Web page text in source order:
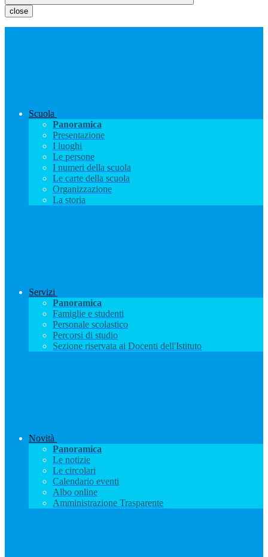
close
Scuola
Panoramica
Presentazione
I luoghi
Le persone
I numeri della scuola
Le carte della scuola
Organizzazione
La storia
Servizi
Panoramica
Famiglie e studenti
Personale scolastico
Percorsi di studio
Sezione riservata ai Docenti dell'Istituto
Novità
Panoramica
Le notizie
Le circolari
Calendario eventi
Albo online
Amministrazione Trasparente